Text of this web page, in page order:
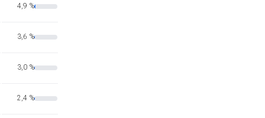
4,9 %
3,6 %
3,0 %
2,4 %